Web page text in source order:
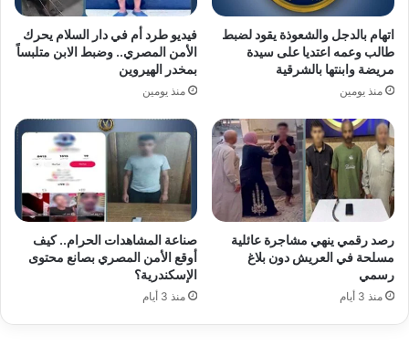
اتهام بالدجل والشعوذة يقود لضبط
طالب وعمه اعتديا على سيدة
مريضة وابنتها بالشرقية
منذ يومين
فيديو طرد أم في دار السلام يحرك
الأمن المصري.. وضبط الابن متلبساً
بمخدر الهيروين
منذ يومين
رصد رقمي ينهي مشاجرة عائلية
مسلحة في العريش دون بلاغ
رسمي
منذ 3 أيام
صناعة المشاهدات الحرام.. كيف
أوقع الأمن المصري بصانع محتوى
الإسكندرية؟
منذ 3 أيام